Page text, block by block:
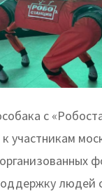
с
участникам
людей